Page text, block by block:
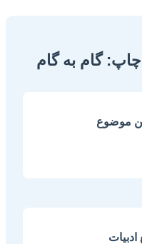
گام به گام